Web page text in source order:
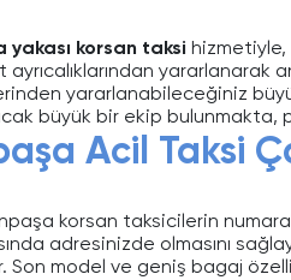
yakası korsan taksi hizmetiyle,
yararlanarak
yararlanabileceğiniz
büyük bir ekip bulunmakta,
Acil Taksi
korsan taksicilerin
adresinizde olmasını
Son model ve geniş bagaj